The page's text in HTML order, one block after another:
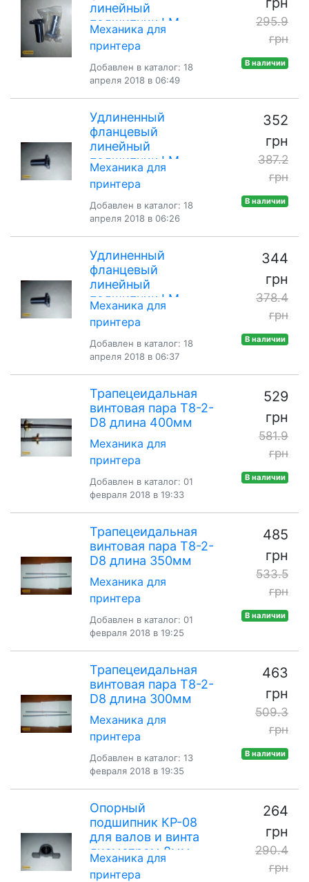
линейный
подшипник LM-
8LUU для 3Д
принтера
Механика для
принтера
Добавлен в каталог: 18
апреля 2018 в 06:49
295.9
грн
В наличии
Удлиненный
фланцевый
линейный
подшипник LM-
12LUU для 3Д
принтера
Механика для
принтера
Добавлен в каталог: 18
апреля 2018 в 06:26
352
грн
387.2
грн
В наличии
Удлиненный
фланцевый
линейный
подшипник LM-
10LUU для 3Д
принтера
Механика для
принтера
Добавлен в каталог: 18
апреля 2018 в 06:37
344
грн
378.4
грн
В наличии
Трапецеидальная
винтовая пара T8-2-
D8 длина 400мм
Механика для
принтера
Добавлен в каталог: 01
февраля 2018 в 19:33
529
грн
581.9
грн
В наличии
Трапецеидальная
винтовая пара T8-2-
D8 длина 350мм
Механика для
принтера
Добавлен в каталог: 01
февраля 2018 в 19:25
485
грн
533.5
грн
В наличии
Трапецеидальная
винтовая пара T8-2-
D8 длина 300мм
Механика для
принтера
Добавлен в каталог: 13
февраля 2018 в 19:35
463
грн
509.3
грн
В наличии
Опорный
подшипник КР-08
для валов и винта
диаметром 8мм
Механика для
принтера
264
грн
290.4
грн